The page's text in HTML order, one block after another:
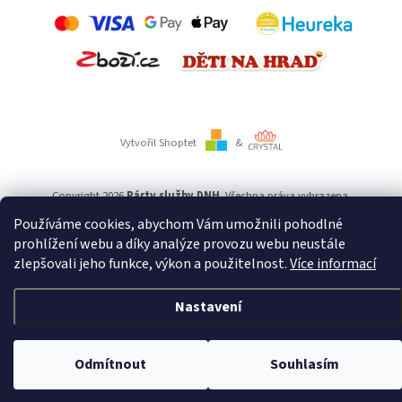
Používáme cookies, abychom Vám umožnili pohodlné
prohlížení webu a díky analýze provozu webu neustále
zlepšovali jeho funkce, výkon a použitelnost.Více informací
Nastavení
Odmítnout Souhlasím
Vytvořil Shoptet &
Copyright 2026Párty služby DNH. Všechna práva vyhrazena.
Používámeověření věku Adulto